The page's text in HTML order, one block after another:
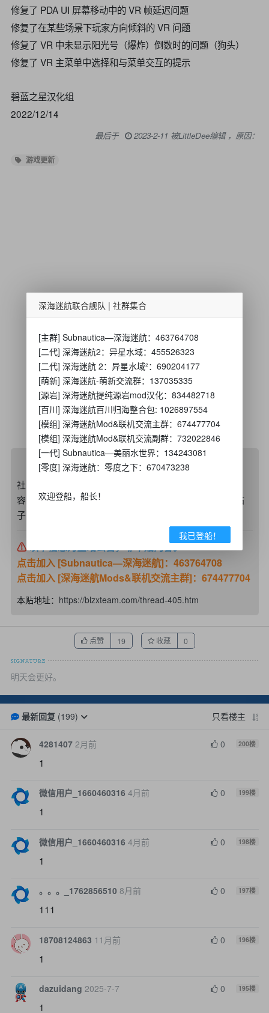
修复了 PDA UI 屏幕移动中的 VR 帧延迟问题
修复了在某些场景下玩家方向倾斜的 VR 问题
修复了 VR 中未显示阳光号（爆炸）倒数时的问题（狗头）
修复了 VR 主菜单中选择和与菜单交互的提示
碧蓝之星汉化组
2022/12/14
最后于 2023-2-11 被LittleDee编辑 ，原因：
游戏更新
碧蓝之星社区发帖须知
社区内主题发帖应为原创或合法转载。 如需转载社区内
容，请注明原作者及碧蓝之星社区。 如果发现违规侵权帖
子，请联系社区管理删除。
⚠以下信息为全站公告，非本贴内容。
点击加入 [Subnautica—深海迷航]：463764708
点击加入 [深海迷航Mods&联机交流主群]：674477704
本贴地址： https://blzxteam.com/thread-405.htm
点赞 19 收藏 0
明天会更好。
最新回复(199) 只看楼主
4281407 2月前 0 200楼
1
微信用户_1660460316 4月前 0 199楼
1
微信用户_1660460316 4月前 0 198楼
1
。。。_1762856510 8月前 0 197楼
111
18708124863 11月前 0 196楼
1
dazuidang 2025-7-7 0 195楼
1
深海迷航联合舰队 | 社群集合
[主群] Subnautica—深海迷航：463764708
[二代] 深海迷航2：异星水域：455526323
[二代] 深海迷航 2：异星水域²：690204177
[萌新] 深海迷航-萌新交流群：137035335
[源岩] 深海迷航提纯源岩mod汉化：834482718
[百川] 深海迷航百川归海整合包: 1026897554
[模组] 深海迷航Mod&联机交流主群：674477704
[模组] 深海迷航Mod&联机交流副群：732022846
[一代] Subnautica—美丽水世界：134243081
[零度] 深海迷航：零度之下：670473238
欢迎登船，船长！
我已登船！